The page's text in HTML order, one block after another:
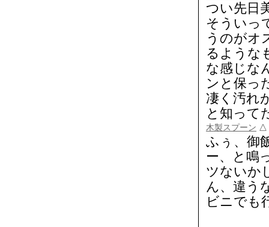
つい先日
そういっ
うのがオ
るような
な感じな
ンと保っ
凄く汚れ
と知って
木製スプーン △
ふぅ、御
ー、と鳴
ツないか
ん、違う
ビニでも